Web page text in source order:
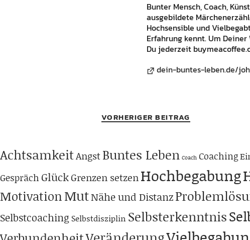
Bunter Mensch, Coach,
ausgebildete
Hochsensible und
Erfahrung kennt. Um
Du jederzeit
dein-buntes-leben.de/
VORHERIGER BEITRAG
AchtsamkeitAngstBuntes Leben Coach Coaching
Gespräch GlückGrenzen setzenHochbegabung
MotivationMutNähe und Distanz
Selbstcoaching Selbstdisziplin Selbsterkenntnis